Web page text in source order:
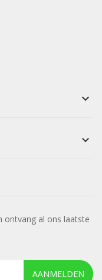
keyboard_arrow_down
keyboard_arrow_down
ontvang al ons laatste
AANMELDEN